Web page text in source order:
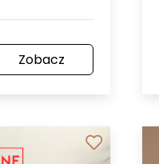
Zobacz